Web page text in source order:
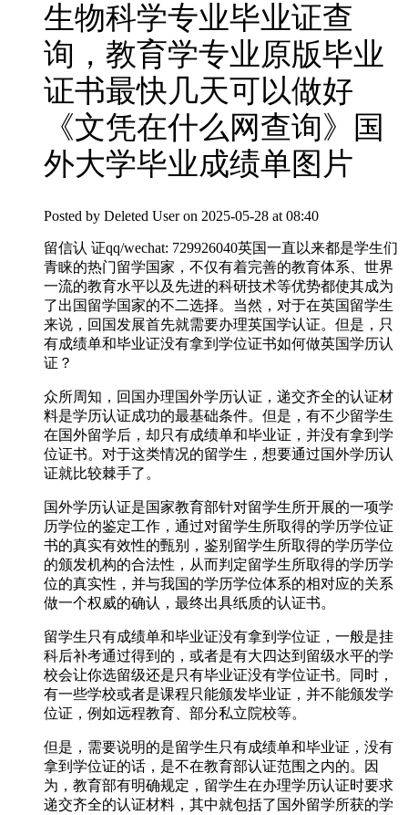
生物科学专业毕业证查
询，教育学专业原版毕业
证书最快几天可以做好
《文凭在什么网查询》国
外大学毕业成绩单图片
Posted by Deleted User on 2025-05-28 at 08:40
留信认 证qq/wechat: 729926040英国一直以来都是学生们
青睐的热门留学国家，不仅有着完善的教育体系、世界
一流的教育水平以及先进的科研技术等优势都使其成为
了出国留学国家的不二选择。当然，对于在英国留学生
来说，回国发展首先就需要办理英国学认证。但是，只
有成绩单和毕业证没有拿到学位证书如何做英国学历认
证？
众所周知，回国办理国外学历认证，递交齐全的认证材
料是学历认证成功的最基础条件。但是，有不少留学生
在国外留学后，却只有成绩单和毕业证，并没有拿到学
位证书。对于这类情况的留学生，想要通过国外学历认
证就比较棘手了。
国外学历认证是国家教育部针对留学生所开展的一项学
历学位的鉴定工作，通过对留学生所取得的学历学位证
书的真实有效性的甄别，鉴别留学生所取得的学历学位
的颁发机构的合法性，从而判定留学生所取得的学历学
位的真实性，并与我国的学历学位体系的相对应的关系
做一个权威的确认，最终出具纸质的认证书。
留学生只有成绩单和毕业证没有拿到学位证，一般是挂
科后补考通过得到的，或者是有大四达到留级水平的学
校会让你选留级还是只有毕业证没有学位证书。同时，
有一些学校或者是课程只能颁发毕业证，并不能颁发学
位证，例如远程教育、部分私立院校等。
但是，需要说明的是留学生只有成绩单和毕业证，没有
拿到学位证的话，是不在教育部认证范围之内的。因
为，教育部有明确规定，留学生在办理学历认证时要求
递交齐全的认证材料，其中就包括了国外留学所获的学